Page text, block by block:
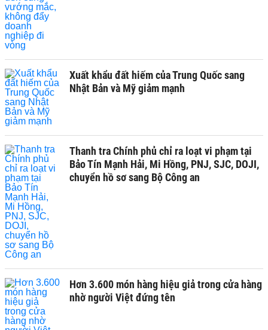
Xuất khẩu đất hiếm của Trung Quốc sang
Nhật Bản và Mỹ giảm mạnh
Thanh tra Chính phủ chỉ ra loạt vi phạm tại
Bảo Tín Mạnh Hải, Mi Hồng, PNJ, SJC, DOJI,
chuyển hồ sơ sang Bộ Công an
Hơn 3.600 món hàng hiệu giả trong cửa hàng
nhờ người Việt đứng tên